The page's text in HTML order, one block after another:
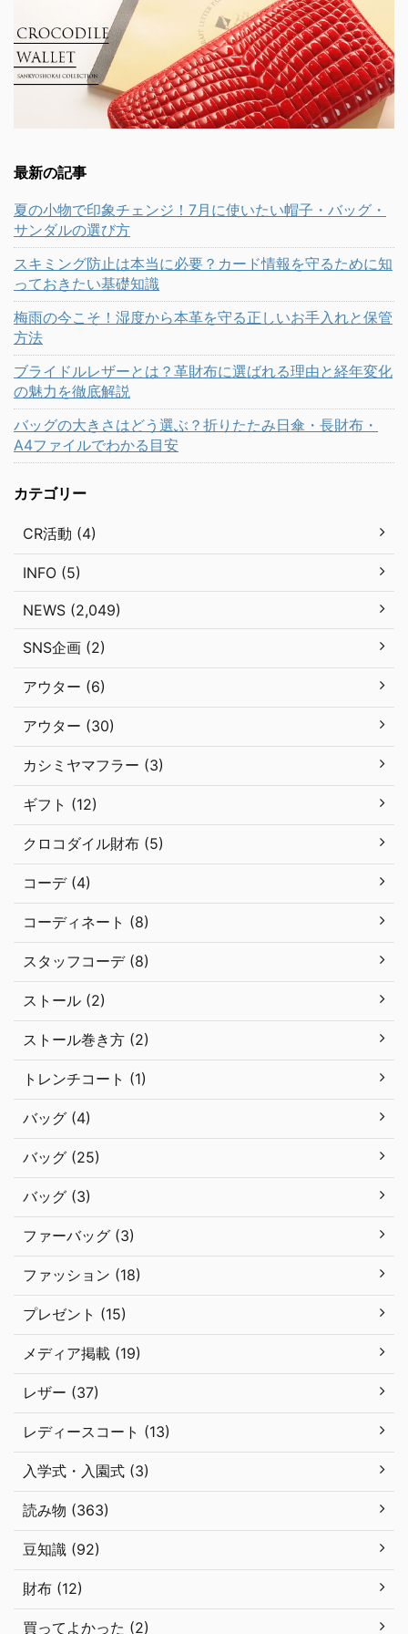
最新の記事
夏の小物で印象チェンジ！7月に使いたい帽子・バッグ・
サンダルの選び方
スキミング防止は本当に必要？カード情報を守るために知
っておきたい基礎知識
梅雨の今こそ！湿度から本革を守る正しいお手入れと保管
方法
ブライドルレザーとは？革財布に選ばれる理由と経年変化
の魅力を徹底解説
バッグの大きさはどう選ぶ？折りたたみ日傘・長財布・
A4ファイルでわかる目安
カテゴリー
CR活動 (4)
INFO (5)
NEWS (2,049)
SNS企画 (2)
アウター (6)
アウター (30)
カシミヤマフラー (3)
ギフト (12)
クロコダイル財布 (5)
コーデ (4)
コーディネート (8)
スタッフコーデ (8)
ストール (2)
ストール巻き方 (2)
トレンチコート (1)
バッグ (4)
バッグ (25)
バッグ (3)
ファーバッグ (3)
ファッション (18)
プレゼント (15)
メディア掲載 (19)
レザー (37)
レディースコート (13)
入学式・入園式 (3)
読み物 (363)
豆知識 (92)
財布 (12)
買ってよかった (2)